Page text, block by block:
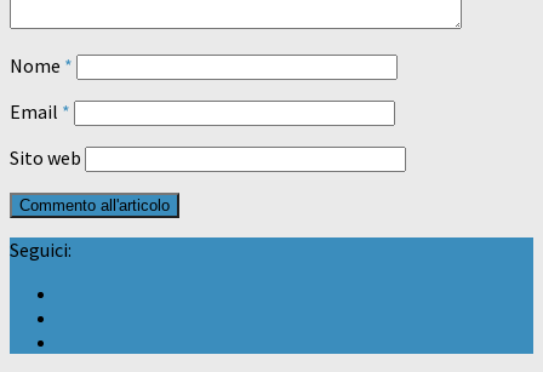
Nome *
Email *
Sito web
Seguici: